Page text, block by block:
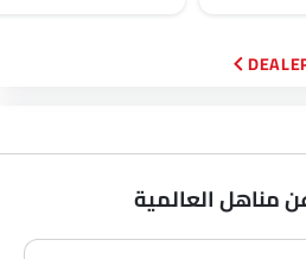
مناهل العالمية